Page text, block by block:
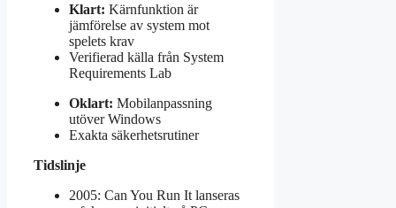
Klart: Kärnfunktion är
jämförelse av system mot
spelets krav
Verifierad källa från System
Requirements Lab
Oklart: Mobilanpassning
utöver Windows
Exakta säkerhetsrutiner
Tidslinje
2005: Can You Run It lanseras